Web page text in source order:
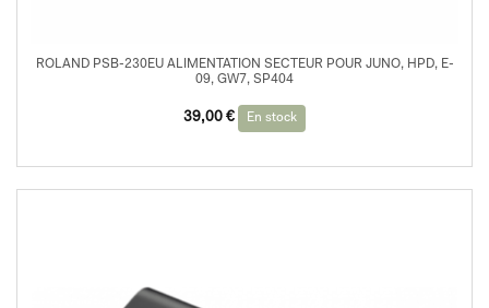
ROLAND PSB-230EU ALIMENTATION SECTEUR POUR JUNO, HPD, E-
09, GW7, SP404
39,00 € En stock